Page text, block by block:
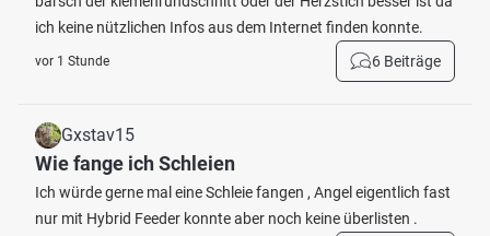
ich keine nützlichen Infos aus dem Internet finden konnte.
vor 1 Stunde 6 Beiträge
Gxstav15
Wie fange ich Schleien
Ich würde gerne mal eine Schleie fangen , Angel eigentlich fast
nur mit Hybrid Feeder konnte aber noch keine überlisten .